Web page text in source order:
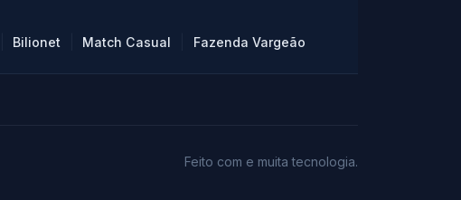
Bilionet Match Casual Fazenda Vargeão
Feito com e muita tecnologia.